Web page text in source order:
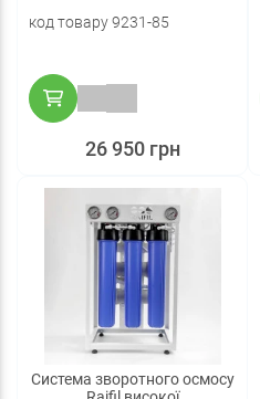
код товару 9231-85
26 950 грн
Система зворотного осмосу